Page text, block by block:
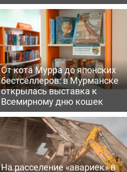
От кота Мурра до японских
бестселлеров: в Мурманске
открылась выставка к
Всемирному дню кошек
На расселение «авариек» в